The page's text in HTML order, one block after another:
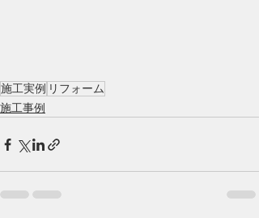
施工実例 リフォーム
施工事例